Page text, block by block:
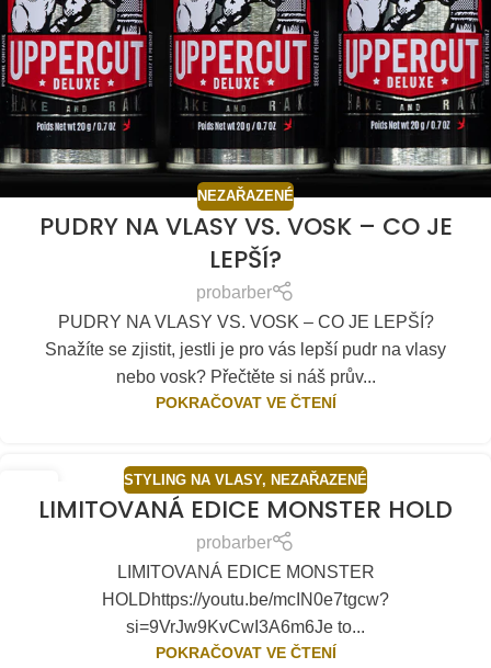
NEZAŘAZENÉ
PUDRY NA VLASY VS. VOSK – CO JE
LEPŠÍ?
probarber
PUDRY NA VLASY VS. VOSK – CO JE LEPŠÍ?
Snažíte se zjistit, jestli je pro vás lepší pudr na vlasy
nebo vosk? Přečtěte si náš prův...
POKRAČOVAT VE ČTENÍ
STYLING NA VLASY, NEZAŘAZENÉ
LIMITOVANÁ EDICE MONSTER HOLD
probarber
LIMITOVANÁ EDICE MONSTER
HOLDhttps://youtu.be/mcIN0e7tgcw?
si=9VrJw9KvCwI3A6m6Je to...
POKRAČOVAT VE ČTENÍ